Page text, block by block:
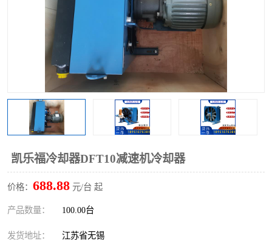
凯乐福冷却器DFT10减速机冷却器
价格： 688.88 元/台 起
产品数量： 100.00台
发货地址： 江苏省无锡